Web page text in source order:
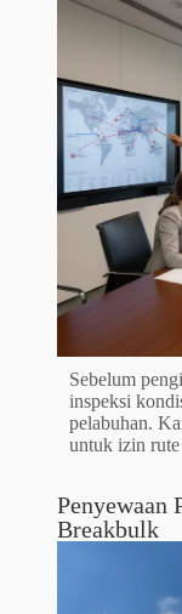
Sebelum
inspeksi
pelabuhan.
untuk izin rute
Penyewaan
Breakbulk